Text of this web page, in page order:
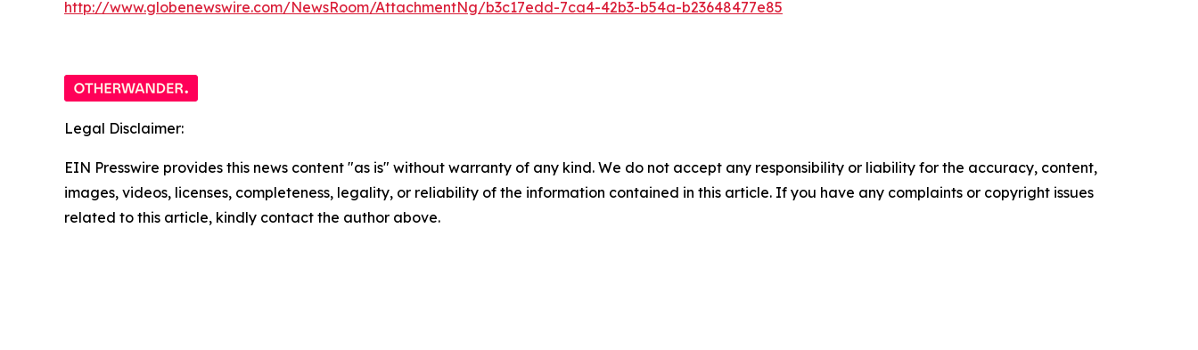
http://www.globenewswire.com/NewsRoom/AttachmentNg/b3c17edd-7ca4-42b3-b54a-b23648477e85
Legal Disclaimer:
EIN Presswire provides this news content "as is" without warranty of any kind. We do not accept any responsibility or liability for the accuracy, content,
images, videos, licenses, completeness, legality, or reliability of the information contained in this article. If you have any complaints or copyright issues
related to this article, kindly contact the author above.